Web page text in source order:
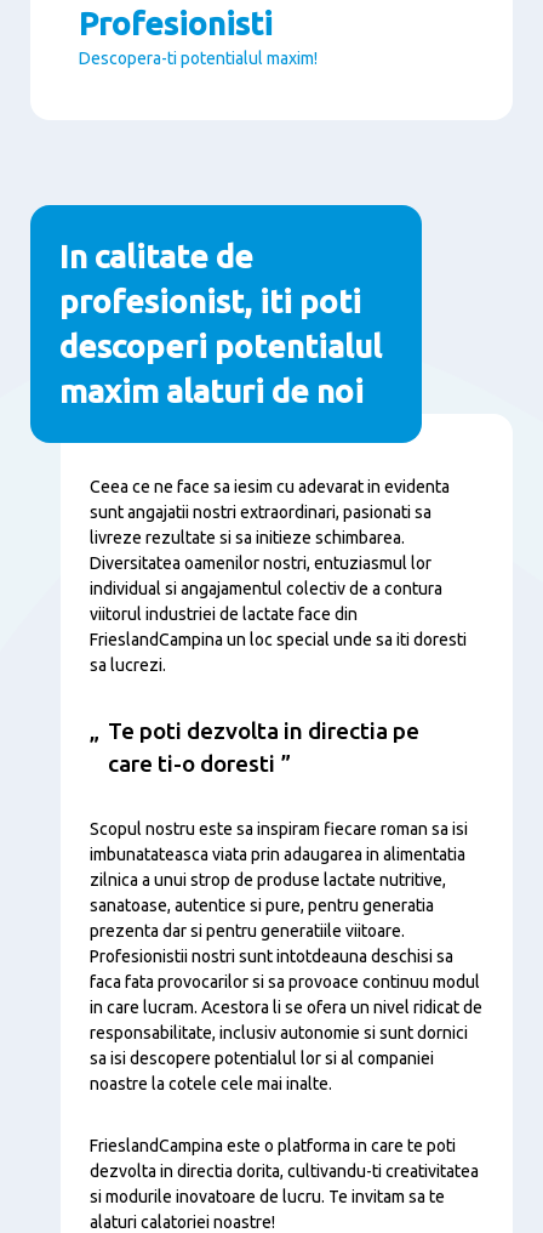
Profesionisti
Descopera-ti potentialul maxim!
Paragraphs
In calitate de
profesionist, iti poti
descoperi potentialul
maxim alaturi de noi
Conţinut
Ceea ce ne face sa iesim cu adevarat in evidenta
sunt angajatii nostri extraordinari, pasionati sa
livreze rezultate si sa initieze schimbarea.
Diversitatea oamenilor nostri, entuziasmul lor
individual si angajamentul colectiv de a contura
viitorul industriei de lactate face din
FrieslandCampina un loc special unde sa iti doresti
sa lucrezi.
Te poti dezvolta in directia pe
care ti-o doresti
Scopul nostru este sa inspiram fiecare roman sa isi
imbunatateasca viata prin adaugarea in alimentatia
zilnica a unui strop de produse lactate nutritive,
sanatoase, autentice si pure, pentru generatia
prezenta dar si pentru generatiile viitoare.
Profesionistii nostri sunt intotdeauna deschisi sa
faca fata provocarilor si sa provoace continuu modul
in care lucram. Acestora li se ofera un nivel ridicat de
responsabilitate, inclusiv autonomie si sunt dornici
sa isi descopere potentialul lor si al companiei
noastre la cotele cele mai inalte.
FrieslandCampina este o platforma in care te poti
dezvolta in directia dorita, cultivandu-ti creativitatea
si modurile inovatoare de lucru. Te invitam sa te
alaturi calatoriei noastre!